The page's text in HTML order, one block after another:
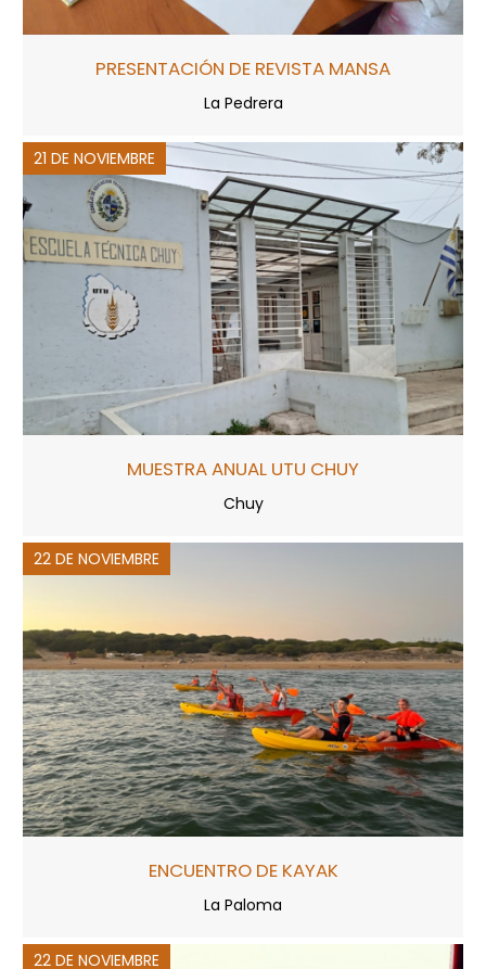
PRESENTACIÓN DE REVISTA MANSA
La Pedrera
21 DE NOVIEMBRE
MUESTRA ANUAL UTU CHUY
Chuy
22 DE NOVIEMBRE
ENCUENTRO DE KAYAK
La Paloma
22 DE NOVIEMBRE